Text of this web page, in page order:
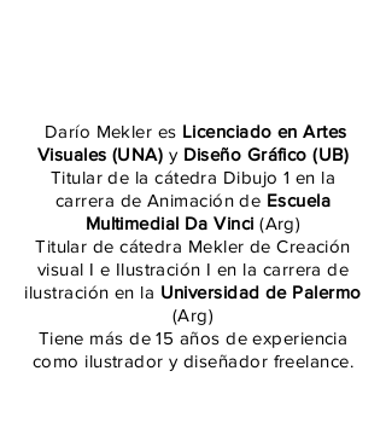
Darío Mekler es Licenciado en Artes
Visuales (UNA) y Diseño Gráfico (UB)
Titular de la cátedra Dibujo 1 en la
carrera de Animación de Escuela
Multimedial Da Vinci (Arg)
Titular de cátedra Mekler de Creación
visual I e Ilustración I en la carrera de
ilustración en la Universidad de Palermo
(Arg)
Tiene más de 15 años de experiencia
como ilustrador y diseñador freelance.